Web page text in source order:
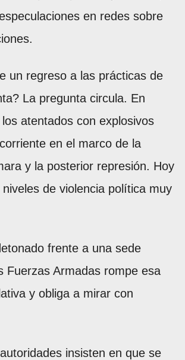
en redes sobre
un regreso a las prácticas de
La pregunta circula. En
atentados con explosivos
en el marco de la
y la posterior represión. Hoy
de violencia política muy
frente a una sede
Fuerzas Armadas rompe esa
y obliga a mirar con
insisten en que se